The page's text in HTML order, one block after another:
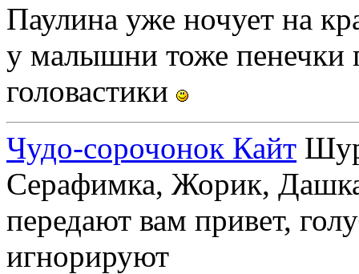
Паулина уже ночует на
у малышни тоже пенечки
головастики
Чудо-сорочонок Кайт
Серафимка, Жорик,
передают вам привет,
игнорируют